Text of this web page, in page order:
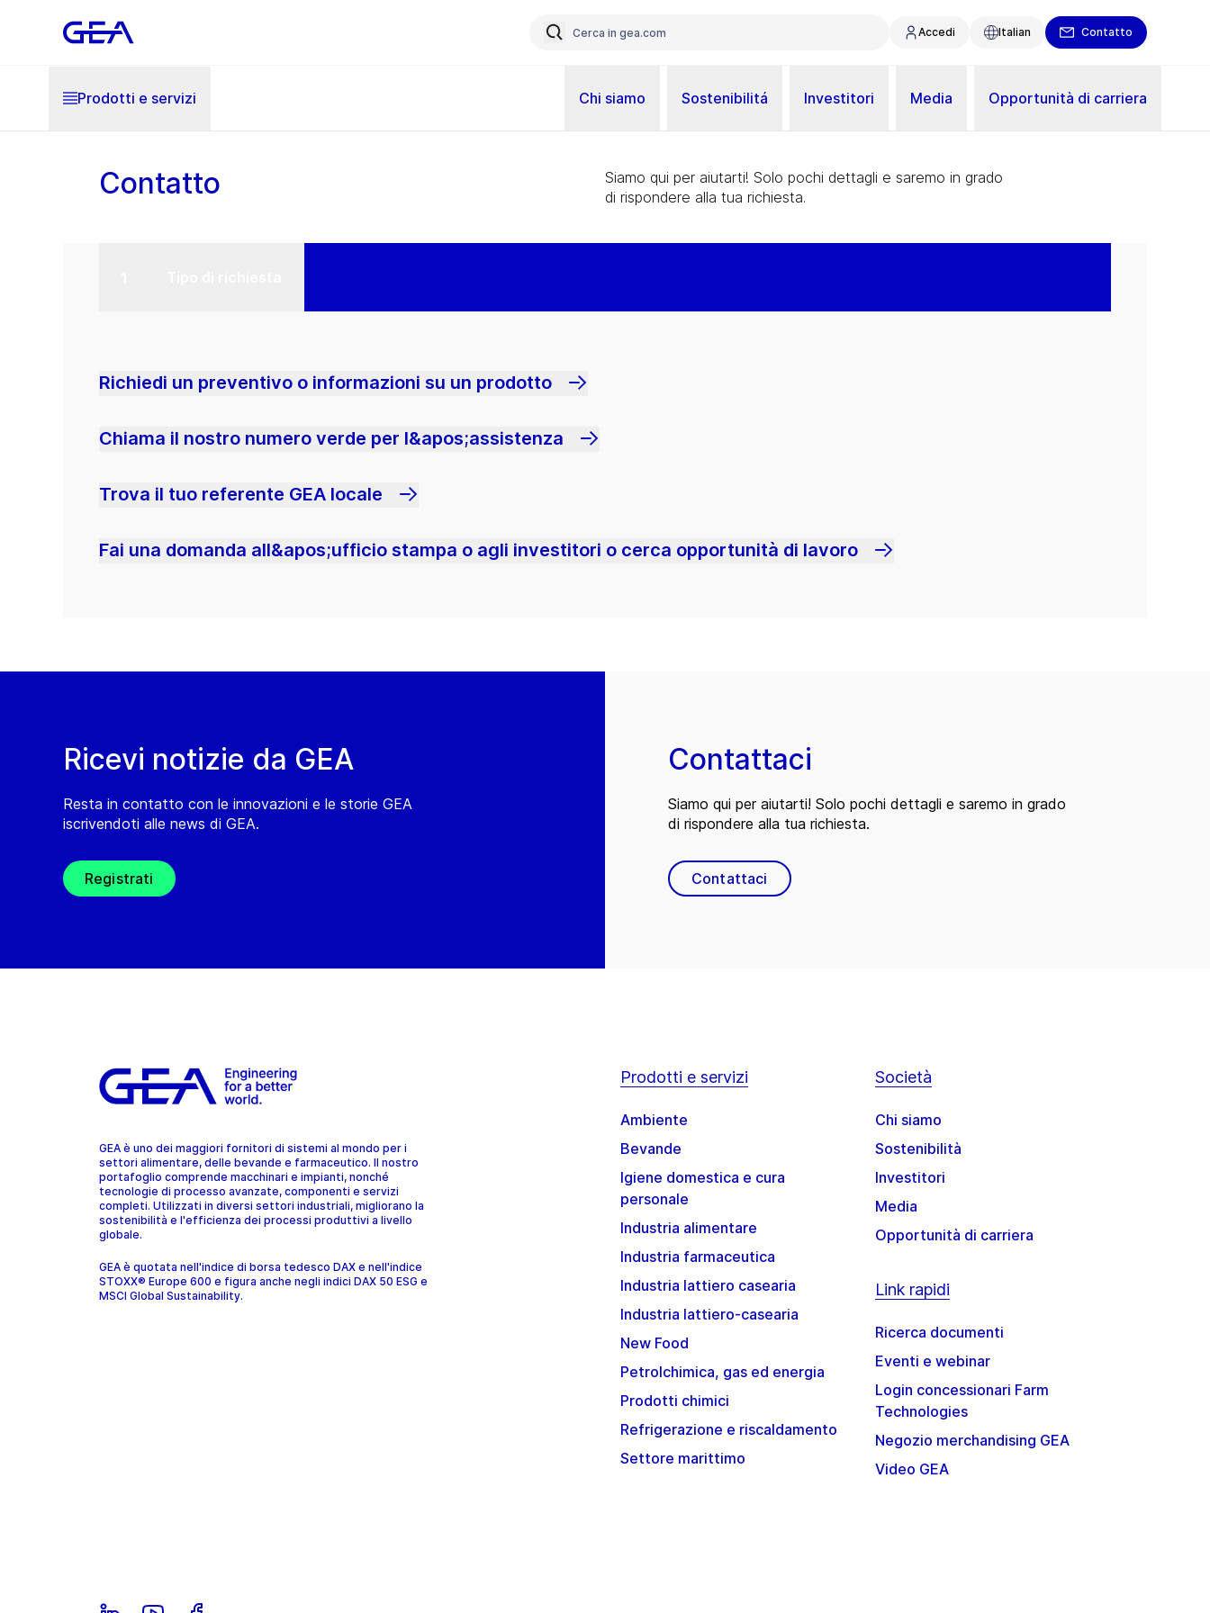
Accedi Italian Contatto
Prodotti e servizi Chi siamo Sostenibilitá Investitori Media Opportunità di carriera
Contatto
Siamo qui per aiutarti! Solo pochi dettagli e saremo in grado
di rispondere alla tua richiesta.
Richiedi un preventivo o informazioni su un prodotto
Chiama il nostro numero verde per l&apos;assistenza
Trova il tuo referente GEA locale
Fai una domanda all&apos;ufficio stampa o agli investitori o cerca opportunità di lavoro
Ricevi notizie da GEA
Resta in contatto con le innovazioni e le storie GEA
iscrivendoti alle news di GEA.
Registrati
Contattaci
Siamo qui per aiutarti! Solo pochi dettagli e saremo in grado
di rispondere alla tua richiesta.
Contattaci
GEA è uno dei maggiori fornitori di sistemi al mondo per i
settori alimentare, delle bevande e farmaceutico. Il nostro
portafoglio comprende macchinari e impianti, nonché
tecnologie di processo avanzate, componenti e servizi
completi. Utilizzati in diversi settori industriali, migliorano la
sostenibilità e l'efficienza dei processi produttivi a livello
globale.
GEA è quotata nell'indice di borsa tedesco DAX e nell'indice
STOXX® Europe 600 e figura anche negli indici DAX 50 ESG e
MSCI Global Sustainability.
Prodotti e servizi
Ambiente
Bevande
Igiene domestica e cura
personale
Industria alimentare
Industria farmaceutica
Industria lattiero casearia
Industria lattiero-casearia
New Food
Petrolchimica, gas ed energia
Prodotti chimici
Refrigerazione e riscaldamento
Settore marittimo
Società
Chi siamo
Sostenibilità
Investitori
Media
Opportunità di carriera
Link rapidi
Ricerca documenti
Eventi e webinar
Login concessionari Farm
Technologies
Negozio merchandising GEA
Video GEA